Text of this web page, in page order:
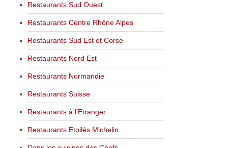
Restaurants Sud Ouest
Restaurants Centre Rhône Alpes
Restaurants Sud Est et Corse
Restaurants Nord Est
Restaurants Normandie
Restaurants Suisse
Restaurants à l’Etranger
Restaurants Etoilés Michelin